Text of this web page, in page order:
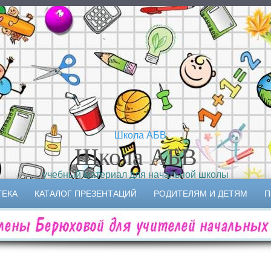
Школа АБВ
учебный материал для начальной школы
КАТАЛОГ ПРЕЗЕНТАЦИЙ РОДИТЕЛЯМ И ДЕТЯМ